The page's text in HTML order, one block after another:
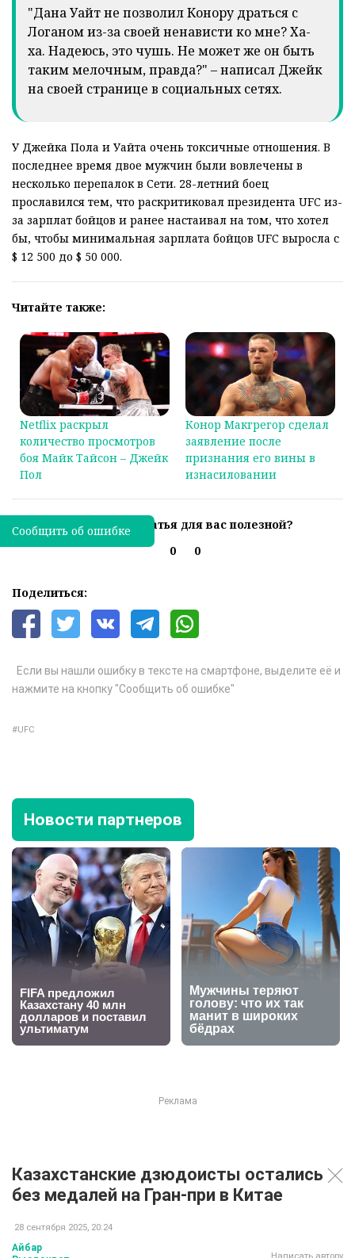
"Дана Уайт не позволил Конору драться с
Логаном из-за своей ненависти ко мне? Ха-
ха. Надеюсь, это чушь. Не может же он быть
таким мелочным, правда?" – написал Джейк
на своей странице в социальных сетях.
У Джейка Пола и Уайта очень токсичные отношения. В
последнее время двое мужчин были вовлечены в
несколько перепалок в Сети. 28-летний боец ​​
прославился тем, что раскритиковал президента UFC из-
за зарплат бойцов и ранее настаивал на том, что хотел
бы, чтобы минимальная зарплата бойцов UFC выросла с
$ 12 500 до $ 50 000.
Читайте также:
Netflix раскрыл
количество просмотров
боя Майк Тайсон – Джейк
Пол
Конор Макгрегор сделал
заявление после
признания его вины в
изнасиловании
Была ли эта статья для вас полезной?
0
0
Поделиться:
Если вы нашли ошибку в тексте на смартфоне, выделите её и
нажмите на кнопку "Сообщить об ошибке"
UFC
Сообщить об ошибке
Новости партнеров
Казахстанские дзюдоисты остались
без медалей на Гран-при в Китае
28 сентября 2025, 20:24
Айбар